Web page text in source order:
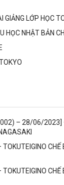
LỚP HỌC
HỌC NHẬT BẢN
– 28/06/2023]
CHẾ
CHẾ